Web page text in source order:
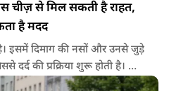
चीज़ से मिल सकती है राहत,
है मदद
इसमें दिमाग की नसों और उनसे जुड़े
दर्द की प्रक्रिया शुरू होती है। कई
भी रह सकता है। कुछ लोगों में